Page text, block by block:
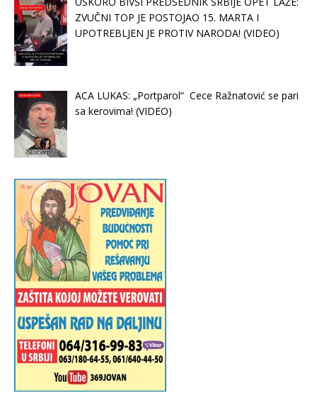
ZVUČNI TOP JE POSTOJAO 15. MARTA I
UPOTREBLJEN JE PROTIV NARODA! (VIDEO)
ACA LUKAS: „Portparol“ Cece Ražnatović se pari
sa kerovima! (VIDEO)